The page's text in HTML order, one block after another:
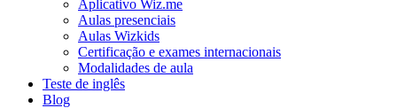
Aplicativo Wiz.me
Aulas presenciais
Aulas Wizkids
Certificação e exames internacionais
Modalidades de aula
Teste de inglês
Blog